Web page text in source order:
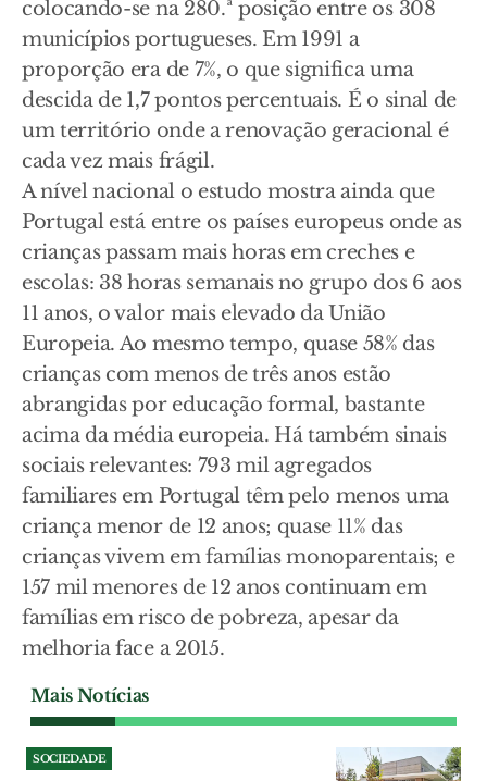
colocando-se na 280.ª posição entre os 308
municípios portugueses. Em 1991 a
proporção era de 7%, o que significa uma
descida de 1,7 pontos percentuais. É o sinal de
um território onde a renovação geracional é
cada vez mais frágil.
A nível nacional o estudo mostra ainda que
Portugal está entre os países europeus onde as
crianças passam mais horas em creches e
escolas: 38 horas semanais no grupo dos 6 aos
11 anos, o valor mais elevado da União
Europeia. Ao mesmo tempo, quase 58% das
crianças com menos de três anos estão
abrangidas por educação formal, bastante
acima da média europeia. Há também sinais
sociais relevantes: 793 mil agregados
familiares em Portugal têm pelo menos uma
criança menor de 12 anos; quase 11% das
crianças vivem em famílias monoparentais; e
157 mil menores de 12 anos continuam em
famílias em risco de pobreza, apesar da
melhoria face a 2015.
Mais Notícias
SOCIEDADE